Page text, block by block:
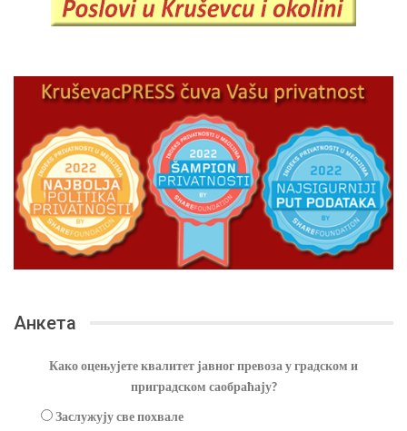
Анкета
Како оцењујете квалитет јавног превоза у градском и
приградском саобраћају?
Заслужују све похвале